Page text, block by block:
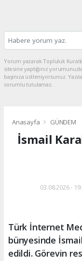
Yorum yazarak Topluluk
sitesine yaptığınız
başınıza üstleniyorsunuz.
sorumlu tutulamaz.
Anasayfa GÜNDEM
İsmail
03.08.2026 -
Türk İnternet
bünyesinde
edildi. Görevin